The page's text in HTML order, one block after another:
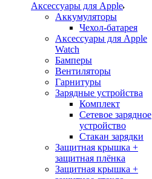
Аксессуары для Apple
Аккумуляторы
Чехол-батарея
Аксессуары для Apple
Watch
Бамперы
Вентиляторы
Гарнитуры
Зарядные устройства
Комплект
Сетевое зарядное
устройство
Стакан зарядки
Защитная крышка +
защитная плёнка
Защитная крышка +